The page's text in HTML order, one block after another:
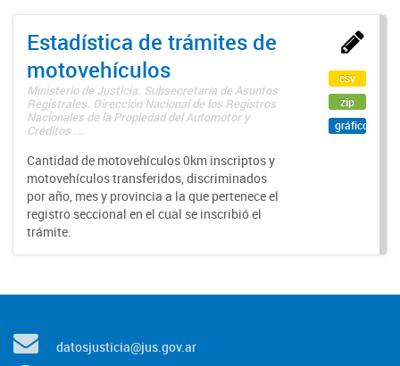
Estadística de trámites de
motovehículos
Ministerio de Justicia. Subsecretaría de Asuntos
Registrales. Dirección Nacional de los Registros
Nacionales de la Propiedad del Automotor y
Créditos ...
Cantidad de motovehículos 0km inscriptos y
motovehículos transferidos, discriminados
por año, mes y provincia a la que pertenece el
registro seccional en el cual se inscribió el
trámite.
csv
zip
gráfico
datosjusticia@jus.gov.ar